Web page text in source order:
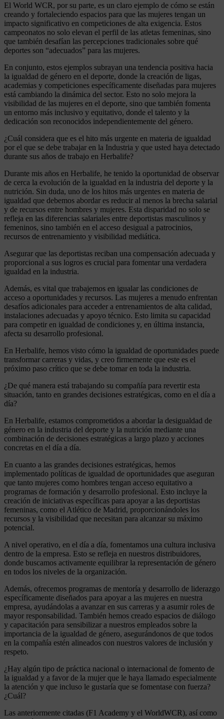
El World WCR, por su parte, es un claro ejemplo de cómo se están
creando y fortaleciendo espacios para que las mujeres tengan un
impacto significativo en competiciones de alta exigencia. Estos
campeonatos no solo elevan el perfil de las atletas femeninas, sino
que también desafían las percepciones tradicionales sobre qué
deportes son “adecuados” para las mujeres.
En conjunto, estos ejemplos subrayan una tendencia positiva hacia
la igualdad de género en el deporte, donde la creación de ligas,
academias y competiciones específicamente diseñadas para mujeres
está cambiando la dinámica del sector. Esto no solo mejora la
visibilidad de las mujeres en el deporte, sino que también fomenta
un entorno más inclusivo y equitativo, donde el talento y la
dedicación son reconocidos independientemente del género.
¿Cuál considera que es el hito más urgente en materia de igualdad
por el que se debe trabajar en la Industria y que usted haya detectado
durante sus años de trabajo en Herbalife?
Durante mis años en Herbalife, he tenido la oportunidad de observar
de cerca la evolución de la igualdad en la industria del deporte y la
nutrición. Sin duda, uno de los hitos más urgentes en materia de
igualdad que debemos abordar es reducir al menos la brecha salarial
y de recursos entre hombres y mujeres. Esta disparidad no solo se
refleja en las diferencias salariales entre deportistas masculinos y
femeninos, sino también en el acceso desigual a patrocinios,
recursos de entrenamiento y visibilidad mediática.
Asegurar que las deportistas reciban una compensación adecuada y
proporcional a sus logros es crucial para fomentar una verdadera
igualdad en la industria.
Además, es vital que trabajemos en igualar las condiciones de
acceso a oportunidades y recursos. Las mujeres a menudo enfrentan
desafíos adicionales para acceder a entrenamientos de alta calidad,
instalaciones adecuadas y apoyo técnico. Esto limita su capacidad
para competir en igualdad de condiciones y, en última instancia,
afecta su desarrollo profesional.
En Herbalife, hemos visto cómo la igualdad de oportunidades puede
transformar carreras y vidas, y creo firmemente que este es el
próximo paso crítico que se debe tomar en toda la industria.
¿De qué manera está trabajando su compañía para revertir esta
situación, tanto en grandes decisiones estratégicas, como en el día a
día?
En Herbalife, estamos comprometidos a abordar la desigualdad de
género en la industria del deporte y la nutrición mediante una
combinación de decisiones estratégicas a largo plazo y acciones
concretas en el día a día.
En cuanto a las grandes decisiones estratégicas, hemos
implementado políticas de igualdad de oportunidades que aseguran
que tanto mujeres como hombres tengan acceso equitativo a
programas de formación y desarrollo profesional. Esto incluye la
creación de iniciativas específicas para apoyar a las deportistas
femeninas, como el Atlético de Madrid, proporcionándoles los
recursos y la visibilidad que necesitan para alcanzar su máximo
potencial.
A nivel operativo, en el día a día, fomentamos una cultura inclusiva
dentro de la empresa. Esto se refleja en nuestros distribuidores,
donde buscamos activamente equilibrar la representación de género
en todos los niveles de la organización.
Además, ofrecemos programas de mentoría y desarrollo de liderazgo
específicamente diseñados para apoyar a las mujeres en nuestra
empresa, ayudándolas a avanzar en sus carreras y a asumir roles de
mayor responsabilidad. También hemos creado espacios de diálogo
y capacitación para sensibilizar a nuestros empleados sobre la
importancia de la igualdad de género, asegurándonos de que todos
en la compañía estén alineados con nuestros valores de inclusión y
respeto.
¿Hay algún tipo de práctica nacional o internacional de fomento de
la igualdad y a favor de la mujer que le haya llamado especialmente
la atención y que incluso le gustaría que se fomentase con fuerza?
¿Cuál?
Las anteriormente citadas (F1 Academy y el WorldWCR), así como